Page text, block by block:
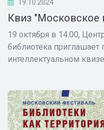
19.10.2024
Квиз "Московское
19 октября в 14.00,
библиотека приглашает
интеллектуальном квизе